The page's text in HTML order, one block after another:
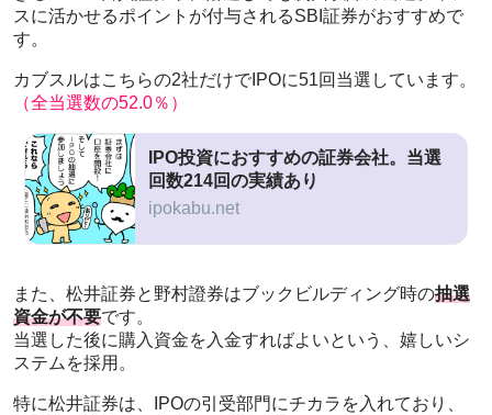
スに活かせるポイントが付与されるSBI証券がおすすめで
す。
カブスルはこちらの2社だけでIPOに51回当選しています。
（全当選数の52.0％）
IPO投資におすすめの証券会社。当選
回数214回の実績あり
ipokabu.net
また、松井証券と野村證券はブックビルディング時の抽選
資金が不要です。
当選した後に購入資金を入金すればよいという、嬉しいシ
ステムを採用。
特に松井証券は、IPOの引受部門にチカラを入れており、